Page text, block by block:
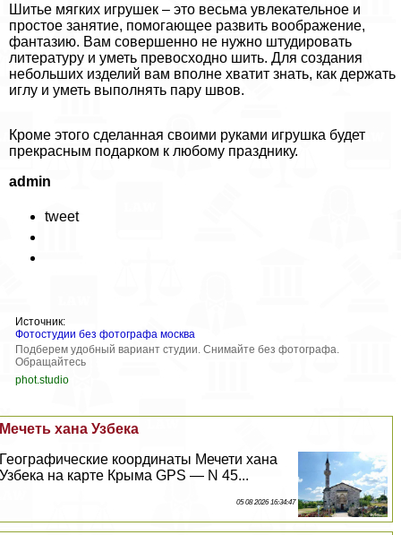
Источник:
Фотостудии без фотографа москва
Подберем удобный вариант студии. Снимайте без фотографа.
Обращайтесь
phot.studio
Шитье мягких игрушек – это весьма увлекательное и
простое занятие, помогающее развить воображение,
фантазию. Вам совершенно не нужно штудировать
литературу и уметь превосходно шить. Для создания
небольших изделий вам вполне хватит знать, как держать
иглу и уметь выполнять пару швов.
Кроме этого сделанная своими руками игрушка будет
прекрасным подарком к любому празднику.
admin
tweet
Мечеть хана Узбека
Географические координаты Мечети хана
Узбека на карте Крыма GPS — N 45...
05 08 2026 16:34:47